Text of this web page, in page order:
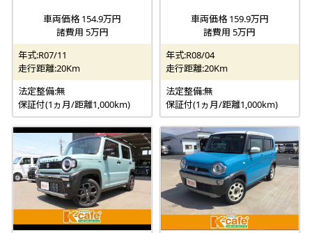
車両価格 154.9万円
諸費用 5万円
年式:R07/11
走行距離:20Km
法定整備:無
保証付(1ヵ月/距離1,000km)
車両価格 159.9万円
諸費用 5万円
年式:R08/04
走行距離:20Km
法定整備:無
保証付(1ヵ月/距離1,000km)